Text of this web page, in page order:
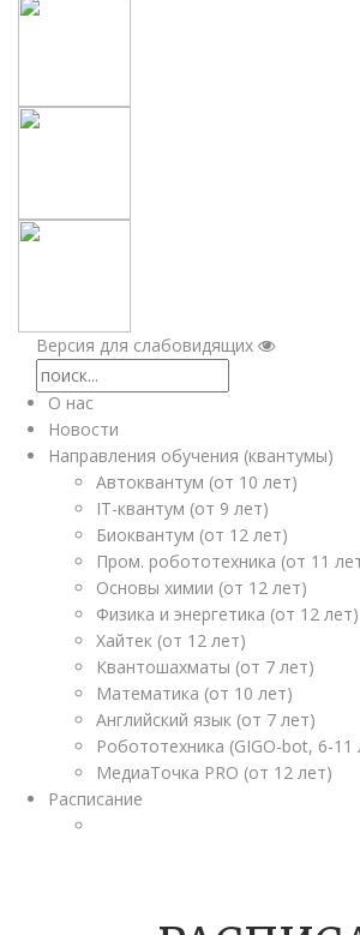
Версия для слабовидящих
О нас
Новости
Направления обучения (квантумы)
Автоквантум (от 10 лет)
IT-квантум (от 9 лет)
Биоквантум (от 12 лет)
Пром. робототехника (от 11
Основы химии (от 12 лет)
Физика и энергетика (от 12 лет)
Хайтек (от 12 лет)
Квантошахматы (от 7 лет)
Математика (от 10 лет)
Английский язык (от 7 лет)
Робототехника (GIGO-bot, 6-11
МедиаТочка PRO (от 12 лет)
Расписание